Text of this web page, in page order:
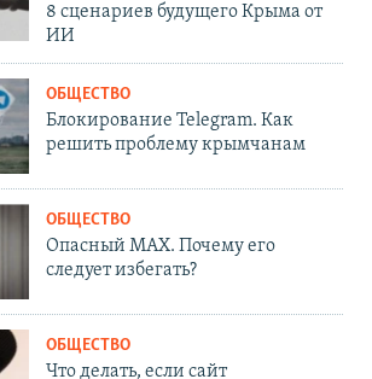
8 сценариев будущего Крыма от
ИИ
ОБЩЕСТВО
Блокирование Telegram. Как
решить проблему крымчанам
ОБЩЕСТВО
Опасный MAX. Почему его
следует избегать?
ОБЩЕСТВО
Что делать, если сайт